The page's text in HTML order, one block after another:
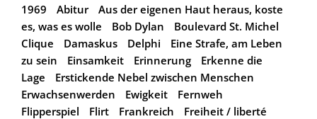
1969
Abitur
Aus der eigenen Haut heraus, koste
es, was es wolle
Bob Dylan
Boulevard St. Michel
Clique
Damaskus Delphi
Eine Strafe, am Leben
zu sein
Einsamkeit Erinnerung
Erkenne die
Lage
Erstickende Nebel zwischen Menschen
Erwachsenwerden
Ewigkeit
Fernweh
Flipperspiel
Flirt Frankreich
Freiheit / liberté